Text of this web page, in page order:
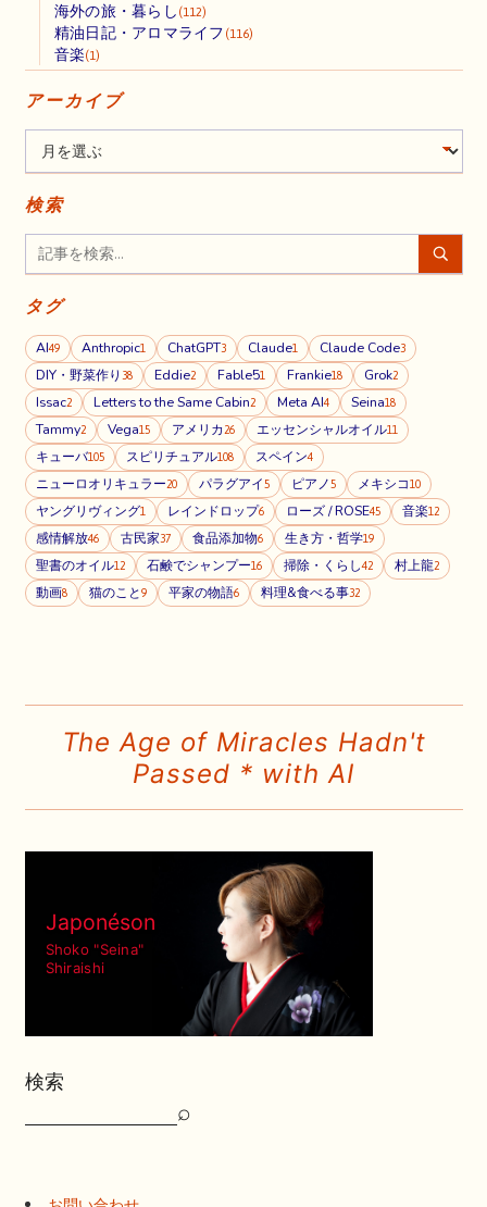
海外の旅・暮らし (112)
精油日記・アロマライフ (116)
音楽(1)
アーカイブ
検索
タグ
AI49 Anthropic1 ChatGPT3 Claude1 Claude Code3
DIY・野菜作り 38 Eddie2 Fable51 Frankie18 Grok2
Issac2 Letters to the Same Cabin2 Meta AI4 Seina18
Tammy2 Vega15 アメリカ 26 エッセンシャルオイル11
キューバ105 スピリチュアル108 スペイン4
ニューロオリキュラー20 パラグアイ 5 ピアノ 5 メキシコ10
ヤングリヴィング1 レインドロップ6 ローズ / ROSE45 音楽12
感情解放46 古民家37 食品添加物6 生き方・哲学19
聖書のオイル12 石鹸でシャンプー16 掃除・くらし42 村上龍2
動画8 猫のこと9 平家の物語6 料理&食べる事32
The Age of Miracles Hadn't
Passed * with AI
Japonéson
Shoko "Seina"
Shiraishi
検索
検
⌕